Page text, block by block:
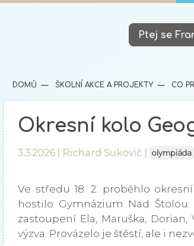
Ptej se
DOMŮ ŠKOLNÍ AKCE A PROJEKTY CO
Okresní kolo
3.3.2026 | Richard Sukovič olympiáda
Ve středu 18. 2. proběhlo
hostilo Gymnázium Nad
zastoupení Ela, Maruška,
výzva. Provázelo je štěstí, ale i